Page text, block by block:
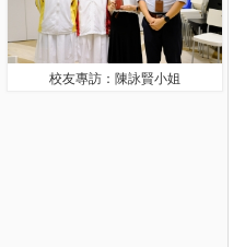
校友專訪：陳詠賢小姐